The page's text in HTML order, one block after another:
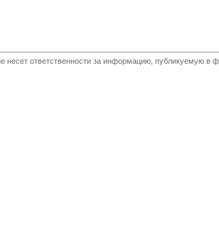
несет ответственности за информацию, публикуемую